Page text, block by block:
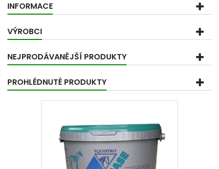
INFORMACE
VÝROBCI
NEJPRODÁVANĚJŠÍ PRODUKTY
PROHLÉDNUTÉ PRODUKTY